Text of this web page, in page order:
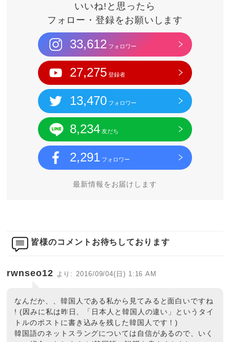
いいね!と思ったら
フォロー・登録をお願いします
33,612 フォロワー
27,275 登録者
13,470 フォロワー
8,234 友だち
2,291 フォロワー
最新情報をお届けします
皆様のコメントお待ちしております
rwnseo12 より: 2016/09/04(日) 1:16 AM
なんだか、、韓国人である私から見てみると面白いですね
! (因みに私は昨日、「日本人と韓国人の違い」というタイ
トルのポストに書き込みを残した韓国人です！)
韓国語のネットスラングについては自信があるので、いく